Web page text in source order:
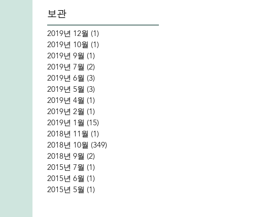
보관
2019년 12월 (1)
2019년 10월 (1)
2019년 9월 (1)
2019년 7월 (2)
2019년 6월 (3)
2019년 5월 (3)
2019년 4월 (1)
2019년 2월 (1)
2019년 1월 (15)
2018년 11월 (1)
2018년 10월 (349)
2018년 9월 (2)
2015년 7월 (1)
2015년 6월 (1)
2015년 5월 (1)